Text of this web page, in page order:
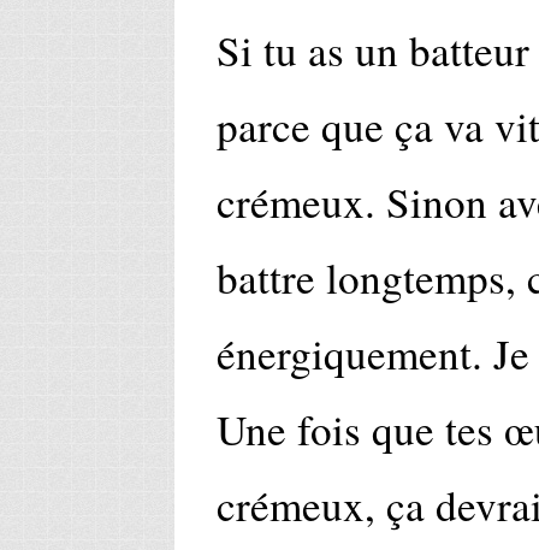
Si tu as un
parce que ça va
crémeux. Sinon
battre longtemps,
énergiquement.
Une fois que tes
crémeux, ça